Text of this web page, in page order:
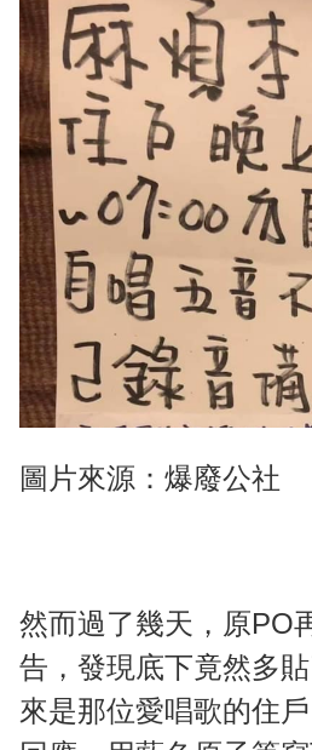
圖片來源：爆廢公社
然而過了幾天，原PO
告，發現底下竟然多
來是那位愛唱歌的住